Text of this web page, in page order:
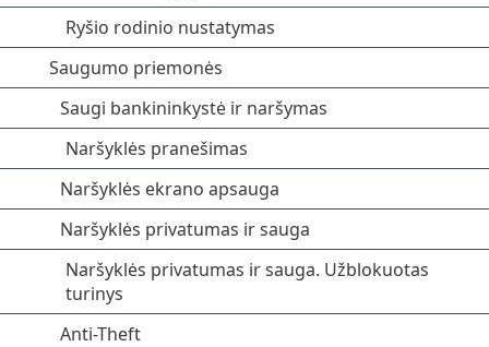
Ryšio rodinio nustatymas
Saugumo priemonės
Saugi bankininkystė ir naršymas
Naršyklės pranešimas
Naršyklės ekrano apsauga
Naršyklės privatumas ir sauga
Naršyklės privatumas ir sauga. Užblokuotas
turinys
Anti-Theft